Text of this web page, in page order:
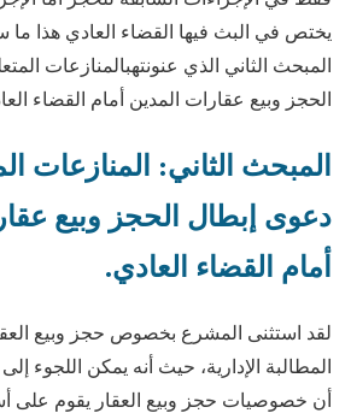
يختص في البث فيها القضاء العادي هذا
المبحث الثاني الذي عنونتهبالمنازعات
الحجز وبيع عقارات المدين أمام القضاء
المبحث الثاني: المنازعات
دعوى إبطال الحجز وبيع
أمام القضاء العادي.
لقد استثنى المشرع بخصوص حجز وبيع
المطالبة الإدارية، حيث أنه يمكن اللجوء
أن خصوصيات حجز وبيع العقار يقوم على